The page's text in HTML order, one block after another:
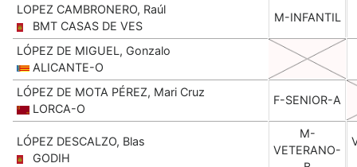
LOPEZ CAMBRONERO, Raúl
BMT CASAS DE VES
M-INFANTIL
LÓPEZ DE MIGUEL, Gonzalo
ALICANTE-O
LÓPEZ DE MOTA PÉREZ, Mari Cruz
LORCA-O
F-SENIOR-A
LÓPEZ DESCALZO, Blas
GODIH
M-
VETERANO-